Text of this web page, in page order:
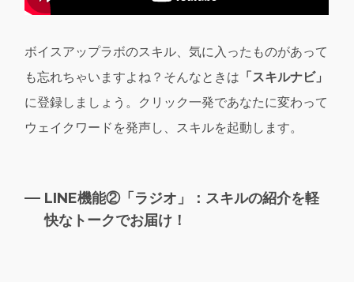
ボイスアップラボのスキル、気に入ったものがあって
も忘れちゃいますよね？そんなときは 「スキルナビ」
に登録しましょう。クリック一発であなたに変わって
ウェイクワードを発声し、スキルを起動します。
LINE機能②「ラジオ」：スキルの紹介を軽
快なトークでお届け！